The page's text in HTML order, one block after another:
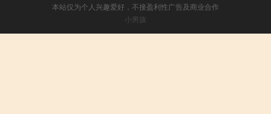
本站仅为个人兴趣爱好，不接盈利性广告及商业合作
小男孩